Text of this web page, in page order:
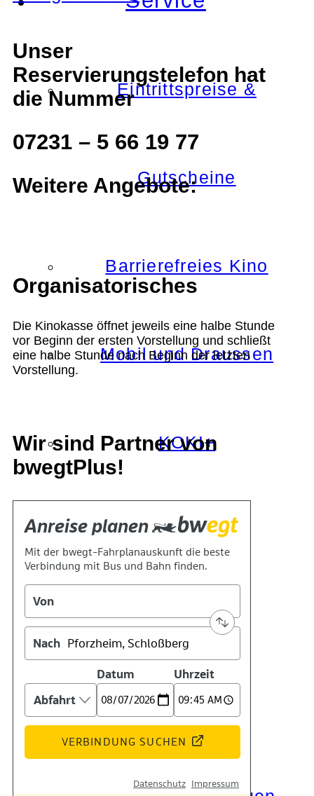
Eintrittspreise &
Gutscheine
Barrierefreies Kino
Mobil und Draussen
KOKI+
Kontakt
Kino
Das Team
Unser
Reservierungstelefon hat
die Nummer
07231 – 5 66 19 77
Weitere Angebote:
Organisatorisches
Die Kinokasse öffnet jeweils eine halbe Stunde
vor Beginn der ersten Vorstellung und schließt
eine halbe Stunde nach Beginn der letzten
Vorstellung.
Wir sind Partner von
bwegtPlus!